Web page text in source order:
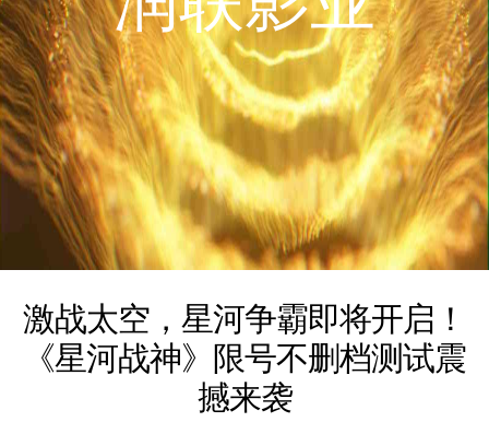
激战太空，星河争霸即将开启！
《星河战神》限号不删档测试震
撼来袭